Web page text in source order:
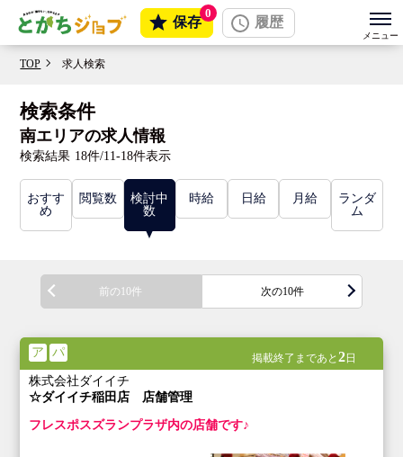
保存
0
履歴
TOP 求人検索
検索条件
南エリアの求人情報
検索結果 18件/11-18件表示
おすす
め
閲覧数
検討中
数
時給 日給 月給
ランダ
ム
前の10件 次の10件
ア パ 掲載終了まであと 2日
株式会社ダイイチ
☆ダイイチ稲田店 店舗管理
フレスポスズランプラザ内の店舗です♪